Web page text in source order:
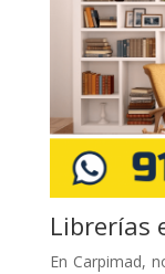
Librerías
En Carpimad,